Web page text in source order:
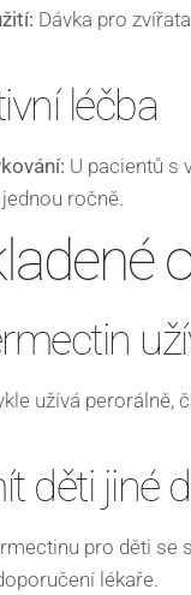
Dávka pro
léčba
U pacientů s
ročně.
užívá perorálně,
děti jiné
pro děti se
lékaře.